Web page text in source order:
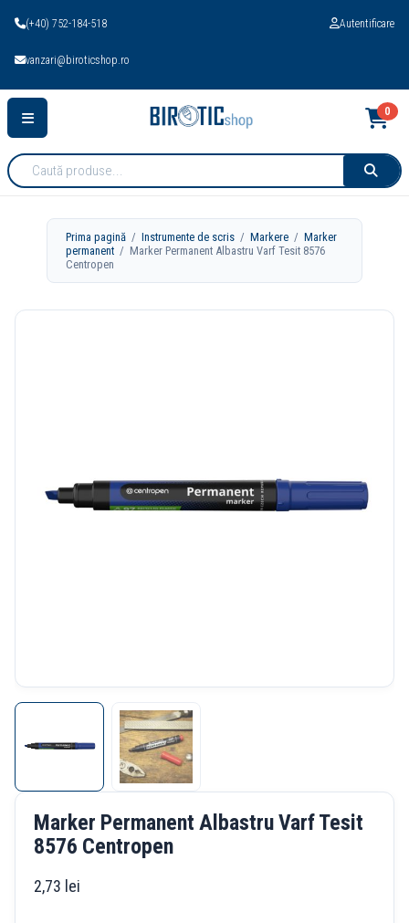
(+40) 752-184-518
vanzari@biroticshop.ro
Autentificare
Cauta
produse:
0
Prima pagină /Instrumente de scris /Markere /Marker
permanent / Marker Permanent Albastru Varf Tesit 8576
Centropen
Marker Permanent Albastru Varf Tesit
8576 Centropen
2,73 lei